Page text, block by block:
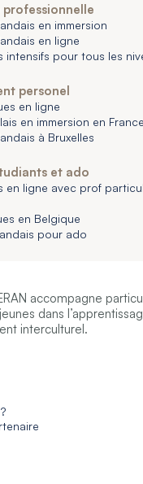
en immersion
en ligne
intensifs pour tous les
personel
en ligne
en immersion en France
à Bruxelles
et ado
en ligne avec prof
en Belgique
pour ado
accompagne
dans
interculturel.